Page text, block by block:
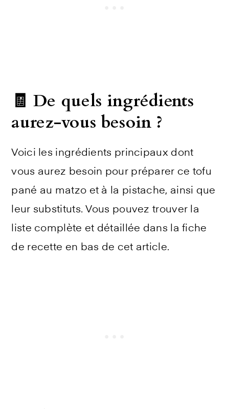
🧾 De quels ingrédients
aurez-vous besoin ?
Voici les ingrédients principaux dont
vous aurez besoin pour préparer ce tofu
pané au matzo et à la pistache, ainsi que
leur substituts. Vous pouvez trouver la
liste complète et détaillée dans la fiche
de recette en bas de cet article.